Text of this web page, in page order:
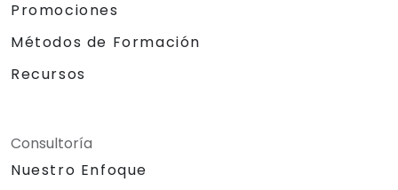
Promociones
Métodos de Formación
Recursos
Consultoría
Nuestro Enfoque